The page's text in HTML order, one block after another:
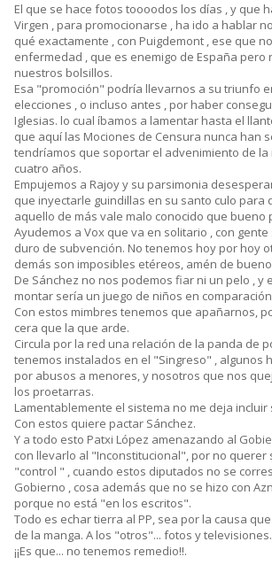
El que se hace fotos toooodos los días , y que
Virgen , para promocionarse , ha ido a hablar
qué exactamente , con Puigdemont , ese que
enfermedad , que es enemigo de España pero
nuestros bolsillos.
Esa "promoción" podría llevarnos a su triunfo
elecciones , o incluso antes , por haber
Iglesias. lo cual íbamos a lamentar hasta el
que aquí las Mociones de Censura nunca han
tendríamos que soportar el advenimiento de la
cuatro años.
Empujemos a Rajoy y su parsimonia
que inyectarle guindillas en su santo culo para
aquello de más vale malo conocido que bueno
Ayudemos a Vox que va en solitario , con
duro de subvención. No tenemos hoy por hoy
demás son imposibles etéreos, amén de
De Sánchez no nos podemos fiar ni un pelo , y
montar sería un juego de niños en
Con estos mimbres tenemos que apañarnos,
cera que la que arde.
Circula por la red una relación de la panda de
tenemos instalados en el "Singreso" , algunos
por abusos a menores, y nosotros que nos
los proetarras.
Lamentablemente el sistema no me deja
Con estos quiere pactar Sánchez.
Y a todo esto Patxi López amenazando al
con llevarlo al "Inconstitucional", por no querer
"control " , cuando estos diputados no se
Gobierno , cosa además que no se hizo con
porque no está "en los escritos".
Todo es echar tierra al PP, sea por la causa
de la manga. A los "otros"... fotos y televisiones.
¡¡Es que... no tenemos remedio!!.